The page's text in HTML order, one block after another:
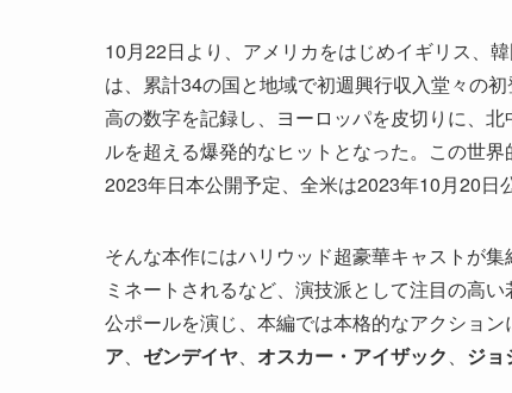
10月22日より、アメリカをはじめイギリス、
は、累計34の国と地域で初週興行収入堂々の
高の数字を記録し、ヨーロッパを皮切りに、
ルを超える爆発的なヒットとなった。この世
2023年日本公開予定、全米は2023年10月20日
そんな本作にはハリウッド超豪華キャストが
ミネートされるなど、演技派として注目の高い
公ポールを演じ、本編では本格的なアクション
ア、 ゼンデイヤ、 オスカー・アイザック、 ジョ